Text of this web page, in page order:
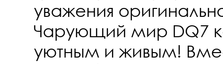
уважения
Чарующий мир DQ7
уютным и живым!